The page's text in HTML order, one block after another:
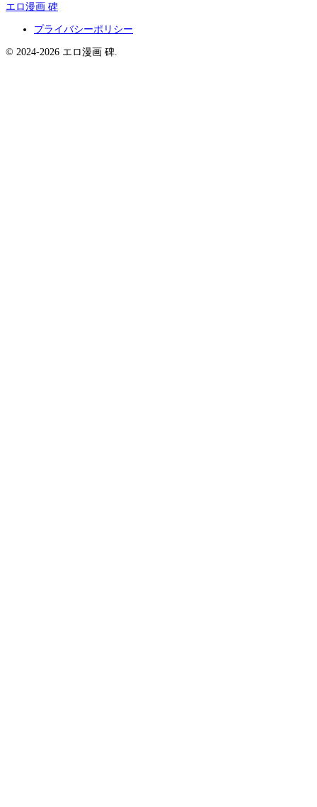
エロ漫画 碑
プライバシーポリシー
© 2024-2026 エロ漫画 碑.